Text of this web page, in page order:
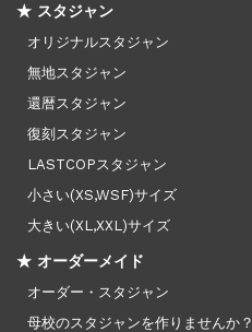
★ スタジャン
オリジナルスタジャン
無地スタジャン
還暦スタジャン
復刻スタジャン
LASTCOPスタジャン
小さい(XS,WSF)サイズ
大きい(XL,XXL)サイズ
★ オーダーメイド
オーダー・スタジャン
母校のスタジャンを作りませんか？